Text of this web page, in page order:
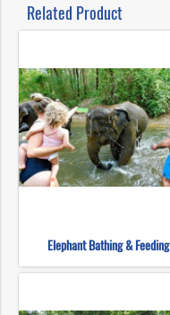
Related Product
Elephant Bathing & Feeding